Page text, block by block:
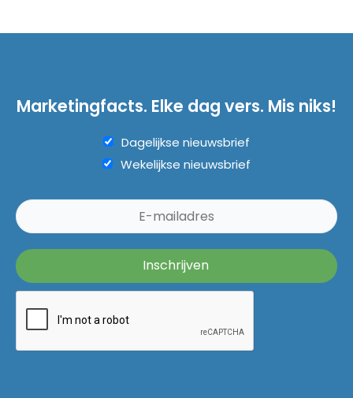
Marketingfacts. Elke dag vers. Mis niks!
Dagelijkse nieuwsbrief
Wekelijkse nieuwsbrief